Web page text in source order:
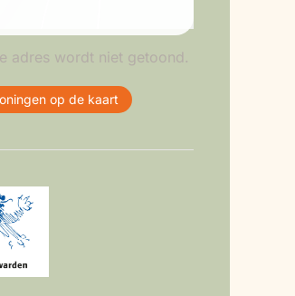
adres wordt niet getoond.
op de kaart